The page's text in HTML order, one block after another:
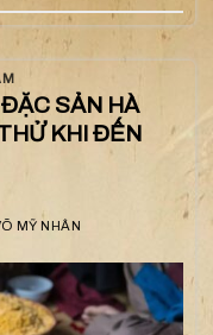
SẢN HÀ
KHI ĐẾN
MỸ NHÂN